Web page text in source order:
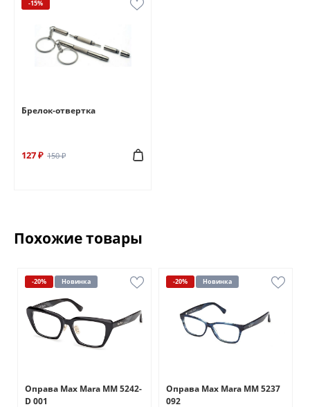
-15%
Брелок-отвертка
127 ₽ 150 ₽
Похожие товары
-20% Новинка
Оправа Max Mara MM 5242-
D 001
-20% Новинка
Оправа Max Mara MM 5237
092